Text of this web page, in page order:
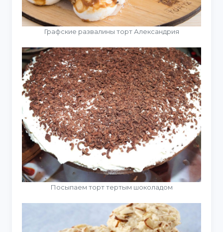
Графские развалины торт Александрия
Посыпаем торт тертым шоколадом